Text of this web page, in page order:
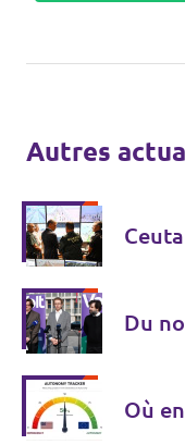
Autres
Du
Où